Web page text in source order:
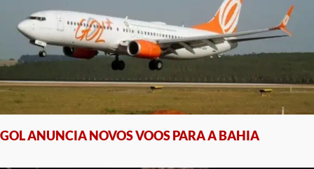
GOL ANUNCIA NOVOS VOOS PARA A BAHIA